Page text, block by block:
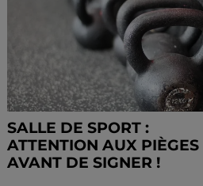
SALLE DE SPORT :
ATTENTION AUX PIÈGES
AVANT DE SIGNER !